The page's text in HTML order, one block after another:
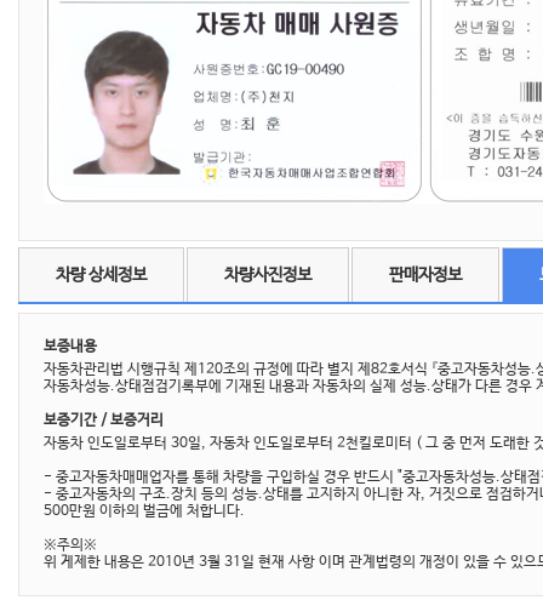
차량 상세정보 차량사진정보 판매자정보
보증내용
자동차관리법 시행규칙 제120조의 규정에 따라 별지 제82호서식 『중고자동차성
자동차성능.상태점검기록부에 기재된 내용과 자동차의 실제 성능.상태가 다른 경우
보증기간 / 보증거리
자동차 인도일로부터 30일, 자동차 인도일로부터 2천킬로미터 ( 그 중 먼저 도래한
- 중고자동차매매업자를 통해 차량을 구입하실 경우 반드시 "중고자동차성능.상태
- 중고자동차의 구조.장치 등의 성능.상태를 고지하지 아니한 자, 거짓으로 점검하
500만원 이하의 벌금에 처합니다.
※주의※
위 게제한 내용은 2010년 3월 31일 현재 사항 이며 관계법령의 개정이 있을 수 있